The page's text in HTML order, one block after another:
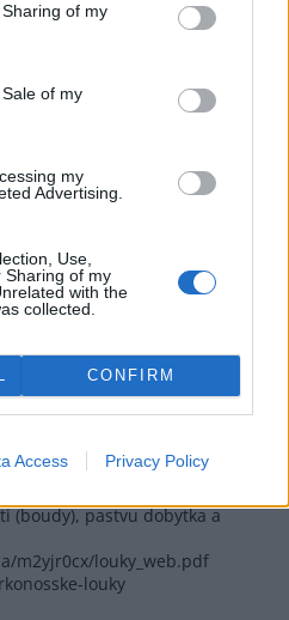
of my
of my
my
Advertising.
Use,
Sharing of my
with the
collected.
CONFIRM
Access Privacy Policy
ale chápu vás,
třeba i absurditami, to je
18:17 Reaguje na Petr
zbytky mamutí stepi jsou de
že? :-)
horských svahů
(zejména od 16. století) pro
(boudy), pastvu dobytka a
m2yjr0cx/louky_web.pdf
louky